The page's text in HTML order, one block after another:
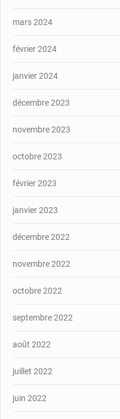
mars 2024
février 2024
janvier 2024
décembre 2023
novembre 2023
octobre 2023
février 2023
janvier 2023
décembre 2022
novembre 2022
octobre 2022
septembre 2022
août 2022
juillet 2022
juin 2022